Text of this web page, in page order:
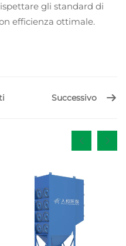
gli standard di
efficienza ottimale.
Successivo